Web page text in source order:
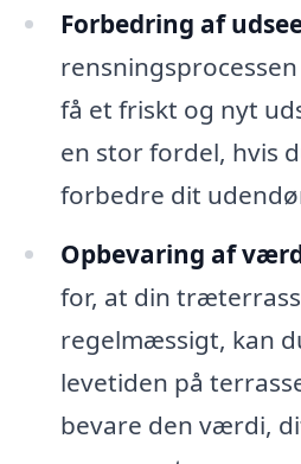
Forbedring af
få et friskt og nyt
en stor fordel, hvis
forbedre dit
Opbevaring af
for, at din
regelmæssigt, kan
levetiden på
bevare den værdi,